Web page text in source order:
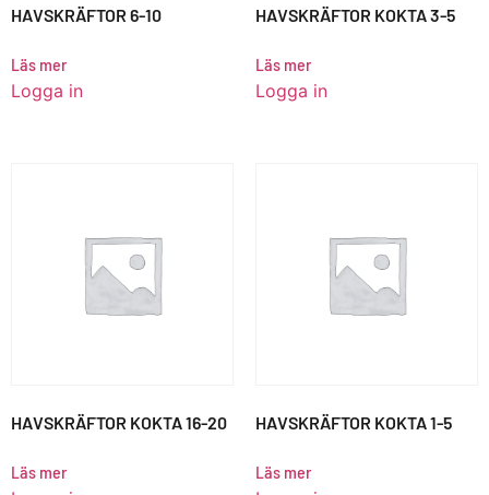
HAVSKRÄFTOR 6-10
Läs mer
Logga in
HAVSKRÄFTOR KOKTA 3-5
Läs mer
Logga in
HAVSKRÄFTOR KOKTA 16-20
Läs mer
HAVSKRÄFTOR KOKTA 1-5
Läs mer